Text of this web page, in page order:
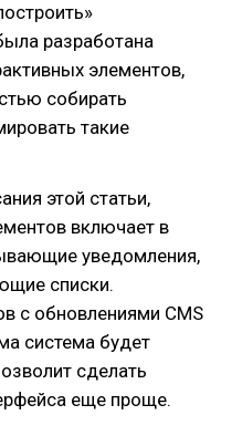
разработана
элементов,
собирать
такие
этой статьи,
включает в
уведомления,
списки.
с обновлениями CMS
система будет
сделать
еще проще.